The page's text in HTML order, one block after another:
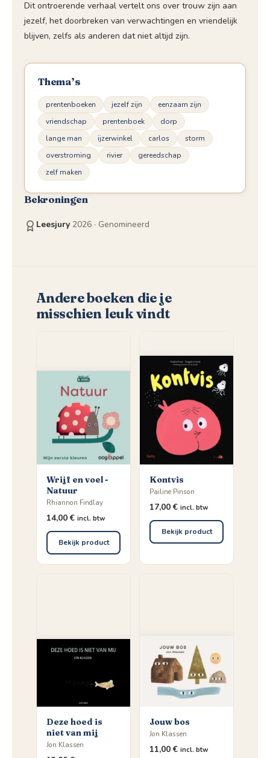
Dit ontroerende verhaal vertelt ons over trouw zijn aan
jezelf, het doorbreken van verwachtingen en vriende­lijk
blijven, zelfs als anderen dat niet altijd zijn.
Thema’s
prentenboeken jezelf zijn
eenzaam zijn
vriendschap
prentenboek
dorp
lange man
ijzerwinkel carlos
storm
overstroming
rivier
gereedschap
zelf maken
Bekroningen
Leesjury 2026 · Genomineerd
Andere boeken die je
misschien leuk vindt
Wrijf en voel -
Natuur
Rhiannon Findlay
14,00€ incl. btw
Bekijk product
Kontvis
Pailine Pinson
17,00€ incl. btw
Bekijk product
Deze hoed is
niet van mij
Jon Klassen
Jouw bos
Jon Klassen
11,00€ incl. btw